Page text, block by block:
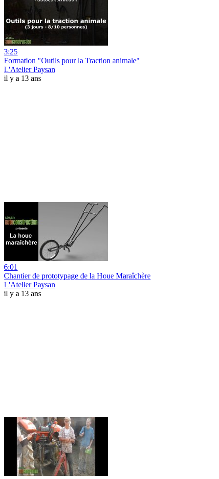
3:25
Formation "Outils pour la Traction animale"
L'Atelier Paysan
il y a 13 ans
6:01
Chantier de prototypage de la Houe Maraîchère
L'Atelier Paysan
il y a 13 ans